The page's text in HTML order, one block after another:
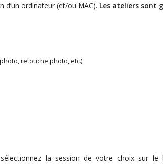
d’un ordinateur (et/ou MAC). Les ateliers sont
retouche photo, etc.).
la session de votre choix sur le